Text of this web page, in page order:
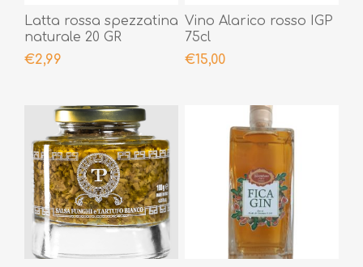
Latta rossa spezzatina
naturale 20 GR
€2,99
Vino Alarico rosso IGP
75cl
€15,00